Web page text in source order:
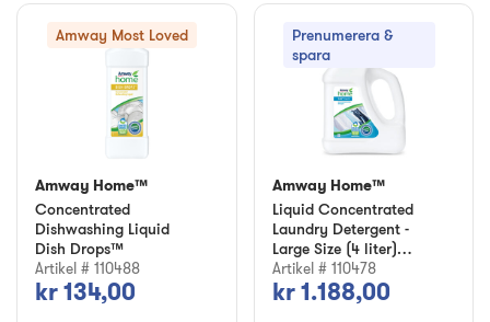
Amway Most Loved
Amway Home™
Concentrated
Dishwashing Liquid
Dish Drops™
Artikel # 110488
kr 134,00
Prenumerera &
spara
Amway Home™
Liquid Concentrated
Laundry Detergent -
Large Size (4 liter)
SA8™
Artikel # 110478
kr 1.188,00